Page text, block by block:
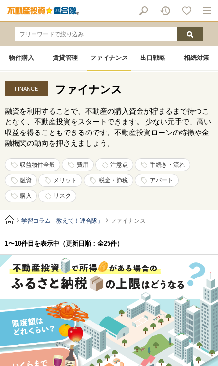
物件購入 賃貸管理 ファイナンス 出口戦略 相続対策
FINANCE ファイナンス
融資を利用することで、不動産の購入資金が貯まるまで待つこ
となく、不動産投資をスタートできます。 少ない元手で、高い
収益を得ることもできるのです。不動産投資ローンの特徴や金
融機関の動向を押さえましょう。
収益物件全般 費用 注意点 手続き・流れ
融資 メリット 税金・節税 アパート
購入 リスク
学習コラム「教えて！連合隊」 ファイナンス
1〜10件目を表示中 （更新日順：全25件）